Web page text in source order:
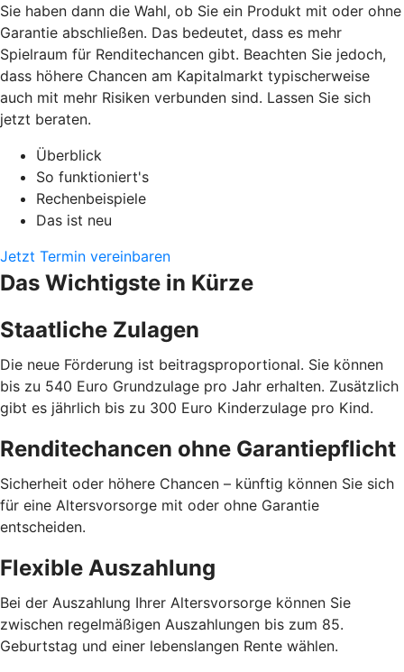
Sie haben dann die Wahl, ob Sie ein Produkt mit oder ohne
Garantie abschließen. Das bedeutet, dass es mehr
Spielraum für Renditechancen gibt. Beachten Sie jedoch,
dass höhere Chancen am Kapitalmarkt typischerweise
auch mit mehr Risiken verbunden sind. Lassen Sie sich
jetzt beraten.
Überblick
So funktioniert's
Rechenbeispiele
Das ist neu
Jetzt Termin vereinbaren
Das Wichtigste in Kürze
Staatliche Zulagen
Die neue Förderung ist beitragsproportional. Sie können
bis zu 540 Euro Grundzulage pro Jahr erhalten. Zusätzlich
gibt es jährlich bis zu 300 Euro Kinderzulage pro Kind.
Renditechancen ohne Garantiepflicht
Sicherheit oder höhere Chancen – künftig können Sie sich
für eine Altersvorsorge mit oder ohne Garantie
entscheiden.
Flexible Auszahlung
Bei der Auszahlung Ihrer Altersvorsorge können Sie
zwischen regelmäßigen Auszahlungen bis zum 85.
Geburtstag und einer lebenslangen Rente wählen.